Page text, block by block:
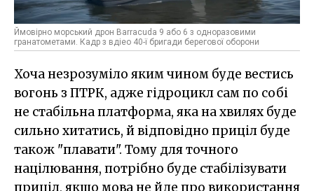
Ймовірно морський дрон Barracuda 9 або 6 з одноразовими
гранатометами. Кадр з вдіео 40-ї бригади берегової оборони
Хоча незрозуміло яким чином буде вестись
вогонь з ПТРК, адже гідроцикл сам по собі
не стабільна платформа, яка на хвилях буде
сильно хитатись, й відповідно приціл буде
також "плавати". Тому для точного
націлювання, потрібно буде стабілізувати
приціл, якщо мова не йде про використання